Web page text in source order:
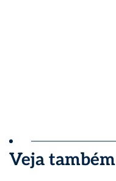
Veja também